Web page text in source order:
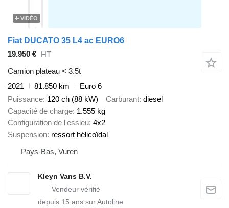
VIDÉO
Fiat DUCATO 35 L4 ac EURO6
19.950 € HT
Camion plateau < 3.5t
2021
81.850 km
Euro 6
Puissance 120 ch (88 kW) Carburant diesel
Capacité de charge 1.555 kg
Configuration de l'essieu 4x2
Suspension ressort hélicoïdal
Pays-Bas, Vuren
Kleyn Vans B.V.
depuis 15 ans sur Autoline